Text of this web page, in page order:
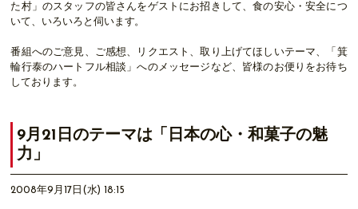
た村」のスタッフの皆さんをゲストにお招きして、食の安心・安全につ
いて、いろいろと伺います。
番組へのご意見、ご感想、リクエスト、取り上げてほしいテーマ、「箕
輪行泰のハートフル相談」へのメッセージなど、皆様のお便りをお待ち
しております。
9月21日のテーマは「日本の心・和菓子の魅
力」
2008年9月17日(水) 18:15